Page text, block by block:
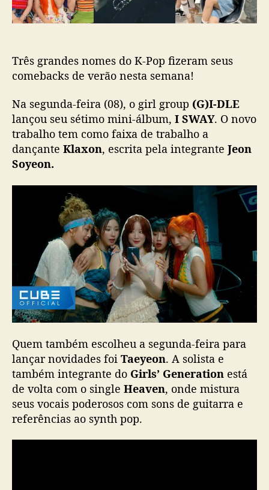
o
m
a
c
d
e
D
r
a
t
c
h
e
r
,
G
I
-
D
L
E
a
Três grandes nomes do K-Pop fizeram seus
comebacks de verão nesta semana!
Na segunda-feira (08), o girl group (G)I-DLE
lançou seu sétimo mini-álbum, I SWAY. O novo
trabalho tem como faixa de trabalho a
dançante Klaxon, escrita pela integrante Jeon
Soyeon.
Quem também escolheu a segunda-feira para
lançar novidades foi Taeyeon. A solista e
também integrante do Girls’ Generation está
de volta com o single Heaven, onde mistura
seus vocais poderosos com sons de guitarra e
referências ao synth pop.